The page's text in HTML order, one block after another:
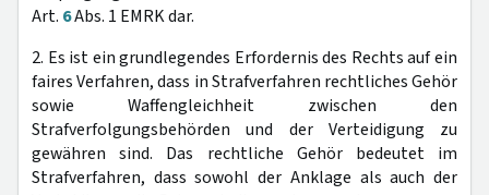
Art. 6Abs. 1 EMRK dar.
2. Es ist ein grundlegendes Erfordernis des Rechts auf ein
faires Verfahren, dass in Strafverfahren rechtliches Gehör
sowie Waffengleichheit zwischen den
Strafverfolgungsbehörden und der Verteidigung zu
gewähren sind. Das rechtliche Gehör bedeutet im
Strafverfahren, dass sowohl der Anklage als auch der